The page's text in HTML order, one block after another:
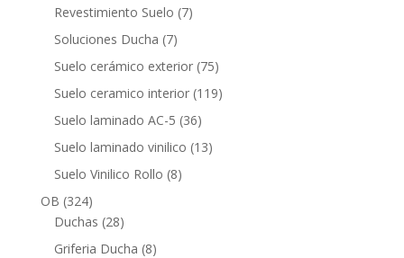
Revestimiento Suelo 77
Soluciones Ducha 77
productos
Suelo cerámico exterior 7575
productos
Suelo ceramico interior 119119
Suelo laminado AC-5 3636
productos
Suelo laminado vinilico 1313
Suelo Vinilico Rollo 88
OB 324324
productos
Duchas 2828
productos
Griferia Ducha 88